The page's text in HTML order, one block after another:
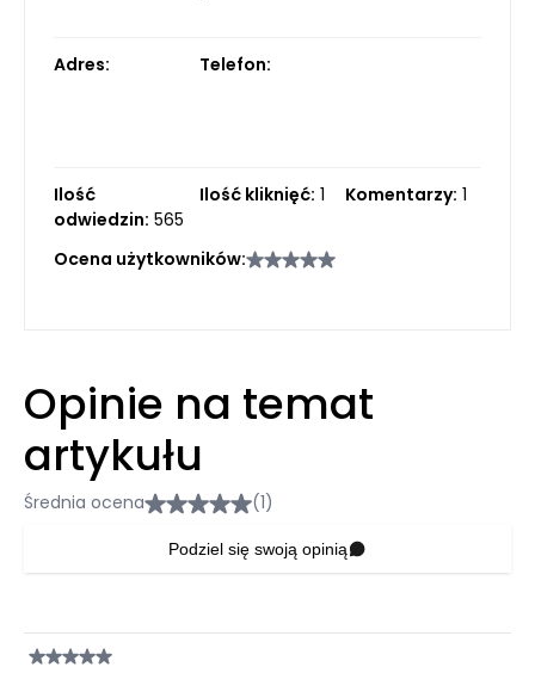
Adres: Telefon:
Ilość
odwiedzin: 565
Ilość kliknięć: 1 Komentarzy: 1
Ocena użytkowników:
Opinie na temat
artykułu
Średnia ocena (1)
Podziel się swoją opinią